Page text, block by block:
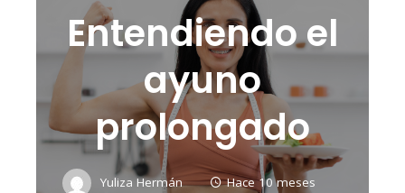
Entendiendo el
ayuno
prolongado
Yuliza Hermán
Hace 10 meses